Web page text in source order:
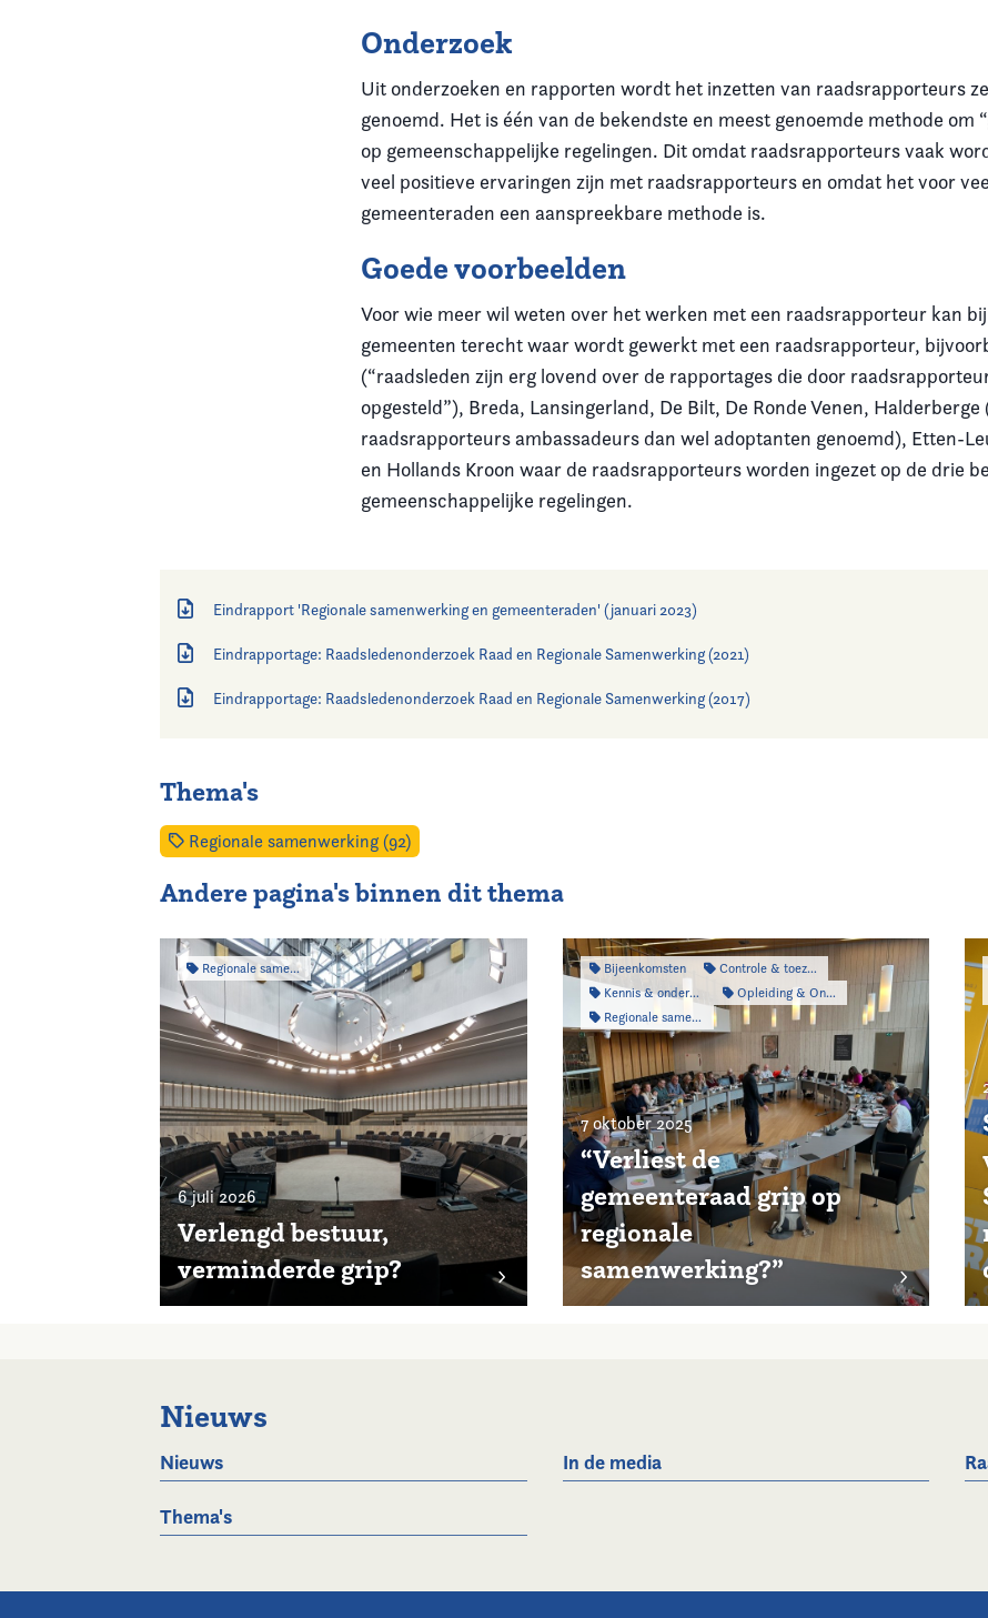
Onderzoek
Uit onderzoeken en rapporten wordt het inzetten van raadsrapporteurs
genoemd. Het is één van de bekendste en meest genoemde methode om
op gemeenschappelijke regelingen. Dit omdat raadsrapporteurs vaak
veel positieve ervaringen zijn met raadsrapporteurs en omdat het voor
gemeenteraden een aanspreekbare methode is.
Goede voorbeelden
Voor wie meer wil weten over het werken met een raadsrapporteur kan
gemeenten terecht waar wordt gewerkt met een raadsrapporteur,
(“raadsleden zijn erg lovend over de rapportages die door
opgesteld”), Breda, Lansingerland, De Bilt, De Ronde Venen, Halderberge
raadsrapporteurs ambassadeurs dan wel adoptanten genoemd), Etten-
en Hollands Kroon waar de raadsrapporteurs worden ingezet op de drie
gemeenschappelijke regelingen.
Eindrapport 'Regionale samenwerking en gemeenteraden' (januari 2023)
Eindrapportage: Raadsledenonderzoek Raad en Regionale Samenwerking (2021)
Eindrapportage: Raadsledenonderzoek Raad en Regionale Samenwerking (2017)
Thema's
Regionale samenwerking (92)
Andere pagina's binnen dit thema
Regionale samenwerking
6 juli 2026
Verlengd bestuur,
verminderde grip?
Bijeenkomsten
Controle & toezicht
Kennis & onderzoek
Opleiding & Ontwikkeling
Regionale samenwerking
7 oktober 2025
“Verliest de
gemeenteraad grip op
regionale
samenwerking?”
Nieuws
Nieuws In de media
Thema's